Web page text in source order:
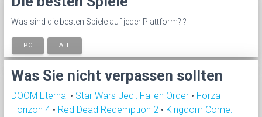
Was sind die besten Spiele auf jeder Plattform? ?
PC ALL
Was Sie nicht verpassen sollten
DOOM Eternal • Star Wars Jedi: Fallen Order • Forza
Horizon 4 • Red Dead Redemption 2 • Kingdom Come: